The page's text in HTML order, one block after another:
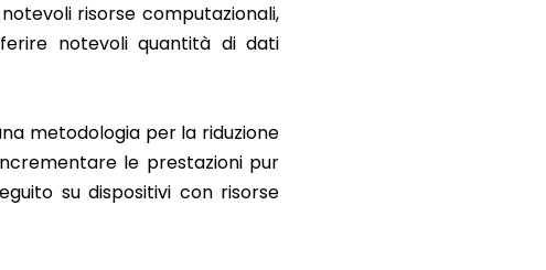
risorse computazionali,
notevoli quantità di dati
metodologia per la riduzione
le prestazioni pur
su dispositivi con risorse